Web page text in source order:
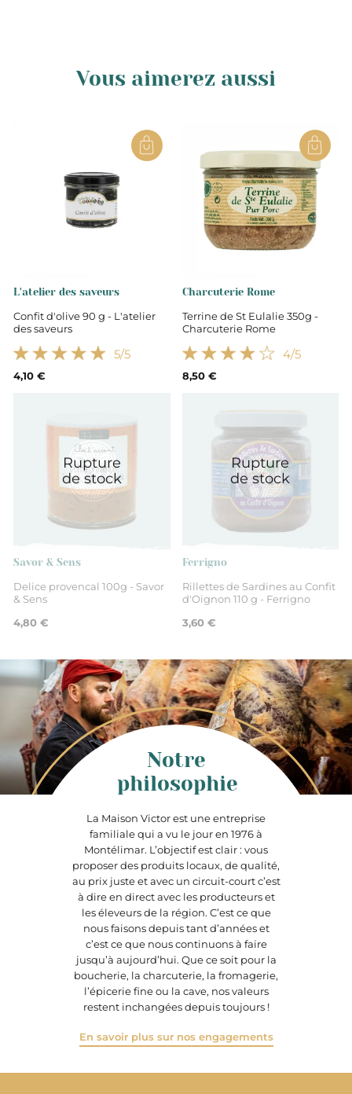
Vous aimerez aussi
L'atelier des saveurs
Confit d'olive 90 g - L'atelier
des saveurs
5/5
4,10 €
Charcuterie Rome
Terrine de St Eulalie 350g -
Charcuterie Rome
4/5
8,50 €
Rupture
de stock
Savor & Sens
Delice provencal 100g - Savor
& Sens
4,80 €
Rupture
de stock
Ferrigno
Rillettes de Sardines au Confit
d'Oignon 110 g - Ferrigno
3,60 €
La Maison Victor est une entreprise
familiale qui a vu le jour en 1976 à
Montélimar. L’objectif est clair : vous
proposer des produits locaux, de qualité,
au prix juste et avec un circuit-court c’est
à dire en direct avec les producteurs et
les éleveurs de la région. C’est ce que
nous faisons depuis tant d’années et
c’est ce que nous continuons à faire
jusqu’à aujourd’hui. Que ce soit pour la
boucherie, la charcuterie, la fromagerie,
l’épicerie fine ou la cave, nos valeurs
restent inchangées depuis toujours !
En savoir plus sur nos engagements
Notre
philosophie